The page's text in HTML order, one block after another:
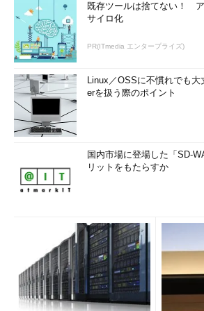
既存ツールは捨てない！
サイロ化
PR(ITmedia エンタープライズ)
Linux／OSSに不慣れでも
erを扱う際のポイント
国内市場に登場した「SD-
リットをもたらすか